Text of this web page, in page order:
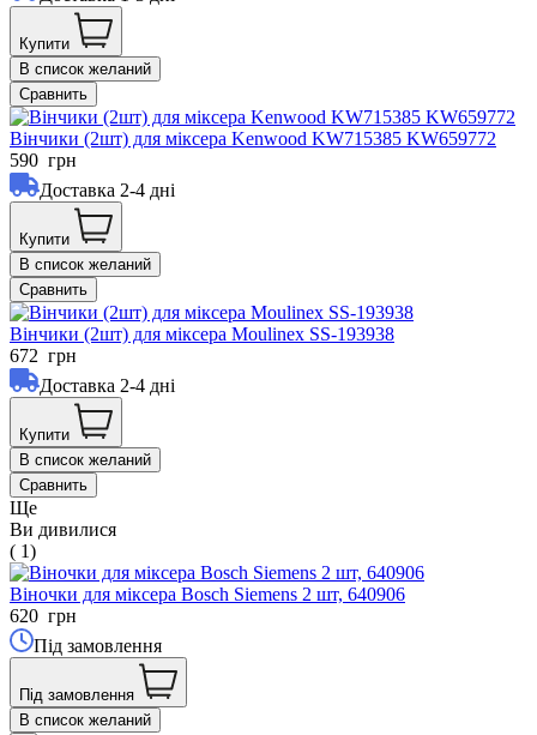
Купити
В список желаний
Сравнить
Вінчики (2шт) для міксера Kenwood KW715385 KW659772
590 грн
Доставка 2-4 дні
Купити
В список желаний
Сравнить
Вінчики (2шт) для міксера Moulinex SS-193938
672 грн
Доставка 2-4 дні
Купити
В список желаний
Сравнить
Ще
Ви дивилися
( 1)
Віночки для міксера Bosch Siemens 2 шт, 640906
620 грн
Під замовлення
Під замовлення
В список желаний